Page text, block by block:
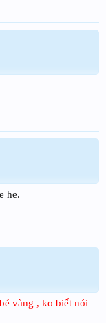
he.
vàng , ko biết nói